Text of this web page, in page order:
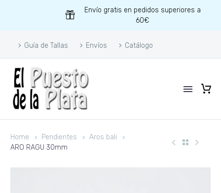
Envío gratis en pedidos superiores a
60€
Guía de Tallas Envíos Catálogo
Home Pendientes
Aros bali
ARO RAGU 30mm